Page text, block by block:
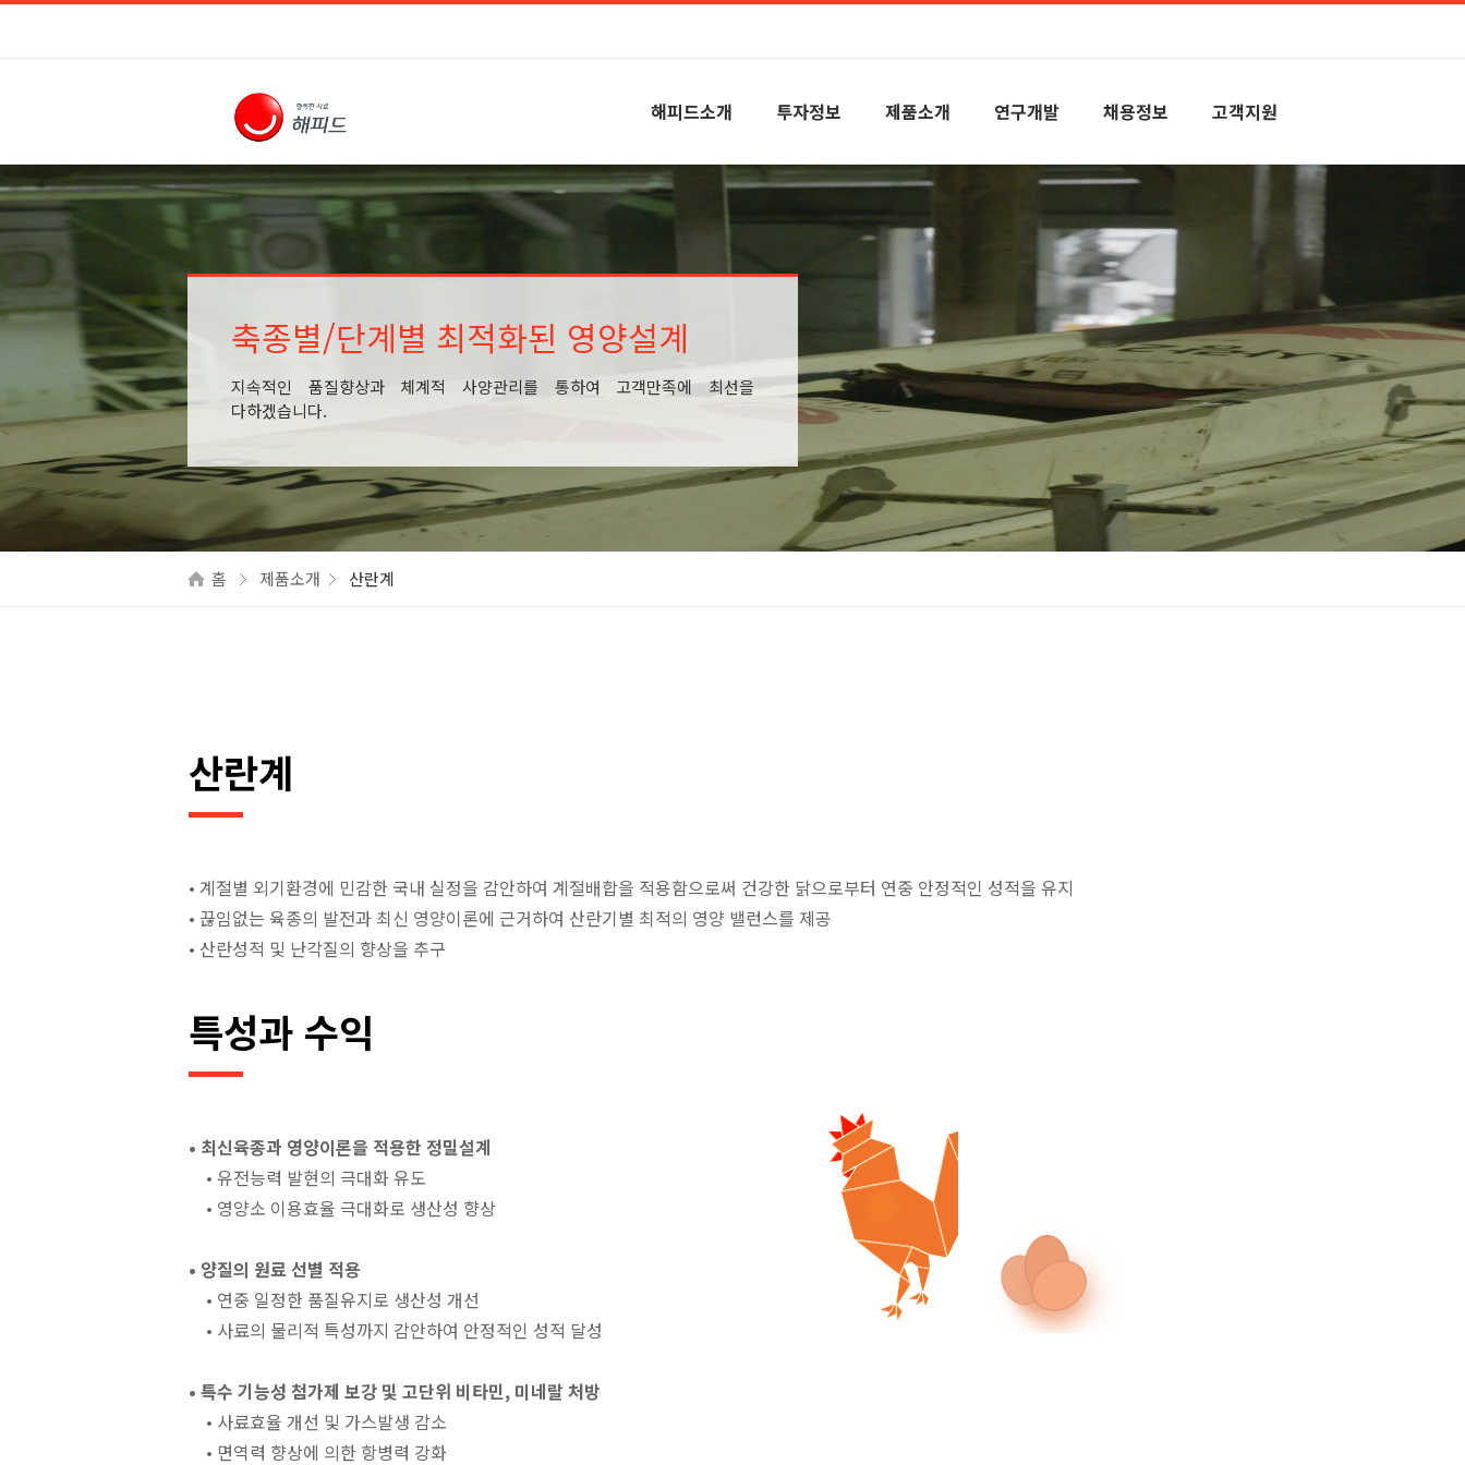
해피드소개 투자정보 제품소개 연구개발 채용정보 고객지원
축종별/단계별 최적화된 영양설계
지속적인 품질향상과 체계적 사양관리를 통하여 고객만족에 최선을
다하겠습니다.
홈 제품소개 산란계
산란계
• 계절별 외기환경에 민감한 국내 실정을 감안하여 계절배합을 적용함으로써 건강한 닭으로부터 연중 안정적인 성적을 유지
• 끊임없는 육종의 발전과 최신 영양이론에 근거하여 산란기별 최적의 영양 밸런스를 제공
• 산란성적 및 난각질의 향상을 추구
특성과 수익
• 최신육종과 영양이론을 적용한 정밀설계
• 유전능력 발현의 극대화 유도
• 영양소 이용효율 극대화로 생산성 향상
• 양질의 원료 선별 적용
• 연중 일정한 품질유지로 생산성 개선
• 사료의 물리적 특성까지 감안하여 안정적인 성적 달성
• 특수 기능성 첨가제 보강 및 고단위 비타민, 미네랄 처방
• 사료효율 개선 및 가스발생 감소
• 면역력 향상에 의한 항병력 강화